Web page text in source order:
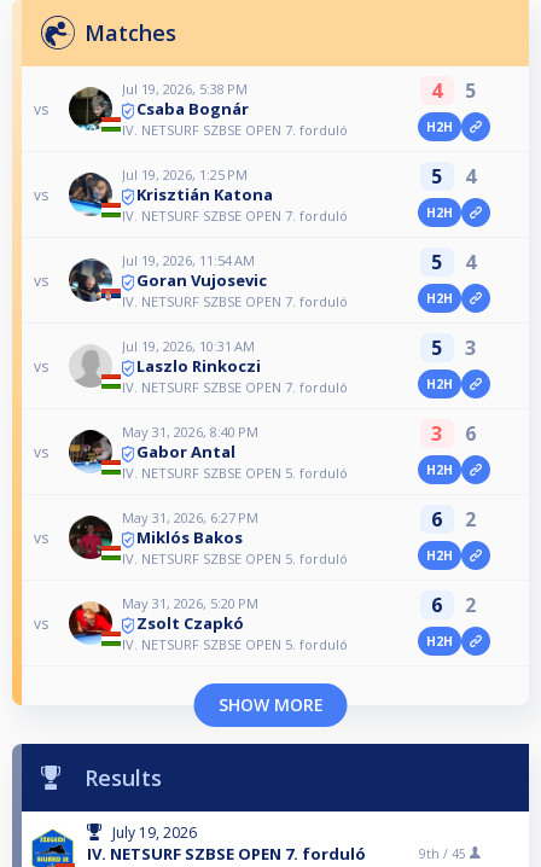
Matches
vs
Jul 19, 2026, 5:38 PM
Csaba Bognár
IV. NETSURF SZBSE OPEN 7. forduló
4 5
H2H
vs
Jul 19, 2026, 1:25 PM
Krisztián Katona
IV. NETSURF SZBSE OPEN 7. forduló
5 4
H2H
vs
Jul 19, 2026, 11:54 AM
Goran Vujosevic
IV. NETSURF SZBSE OPEN 7. forduló
5 4
H2H
vs
Jul 19, 2026, 10:31 AM
Laszlo Rinkoczi
IV. NETSURF SZBSE OPEN 7. forduló
5 3
H2H
vs
May 31, 2026, 8:40 PM
Gabor Antal
IV. NETSURF SZBSE OPEN 5. forduló
3 6
H2H
vs
May 31, 2026, 6:27 PM
Miklós Bakos
IV. NETSURF SZBSE OPEN 5. forduló
6 2
H2H
vs
May 31, 2026, 5:20 PM
Zsolt Czapkó
IV. NETSURF SZBSE OPEN 5. forduló
6 2
H2H
SHOW MORE
Results
July 19, 2026
IV. NETSURF SZBSE OPEN 7. forduló 9th / 45